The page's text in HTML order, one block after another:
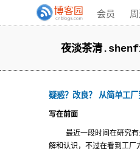
会员
夜淡茶清
疑惑？改良？ 从简单工
写在前面
最近一段时间在研究
解和认识，不过在看到工厂